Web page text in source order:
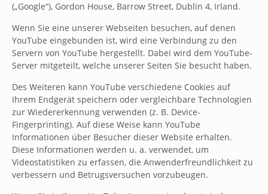
(„Google“), Gordon House, Barrow Street, Dublin 4, Irland.
Wenn Sie eine unserer Webseiten besuchen, auf denen
YouTube eingebunden ist, wird eine Verbindung zu den
Servern von YouTube hergestellt. Dabei wird dem YouTube-
Server mitgeteilt, welche unserer Seiten Sie besucht haben.
Des Weiteren kann YouTube verschiedene Cookies auf
Ihrem Endgerät speichern oder vergleichbare Technologien
zur Wiedererkennung verwenden (z. B. Device-
Fingerprinting). Auf diese Weise kann YouTube
Informationen über Besucher dieser Website erhalten.
Diese Informationen werden u. a. verwendet, um
Videostatistiken zu erfassen, die Anwenderfreundlichkeit zu
verbessern und Betrugsversuchen vorzubeugen.